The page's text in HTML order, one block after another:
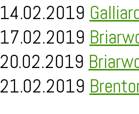
14.02.2019
17.02.2019
20.02.2019
21.02.2019